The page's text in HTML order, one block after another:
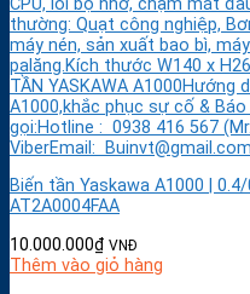
CPU, lỗi bộ nhớ, chạm mát
thường: Quạt công nghiệp,
máy nén, sản xuất bao bì,
palăng.Kích thước W140 x
TẦN YASKAWA
A1000,khắc phục sự cố &
gọi:Hotline : 0938 416 567
ViberEmail:
Biến tần Yaskawa A1000 |
AT2A0004FAA
10.000.000₫ VNĐ
Thêm vào giỏ hàng